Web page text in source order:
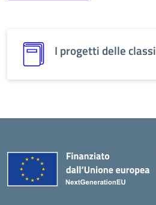
I progetti delle classi